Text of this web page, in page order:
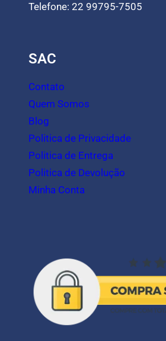
Telefone: 22 99795-7505
SAC
Contato
Quem Somos
Blog
Politica de Privacidade
Politica de Entrega
Politica de Devolução
Minha Conta